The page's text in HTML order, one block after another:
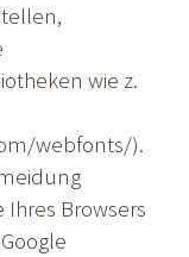
wie z.
webfonts/).
Browsers